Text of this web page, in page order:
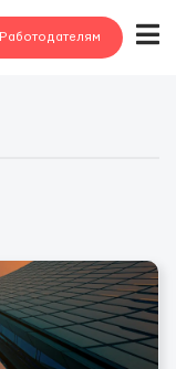
Работодателям